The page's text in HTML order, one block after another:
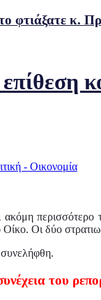
φτιάξατε κ.
- Οικονομία
περισσότερο
Οι δύο
του